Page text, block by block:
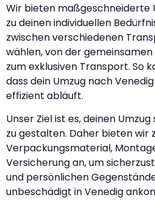
Wir bieten maßgeschneiderte
zu deinen individuellen
zwischen verschiedenen
wählen, von der gemeinsamen
zum exklusiven Transport. So
dass dein Umzug nach
effizient abläuft.
Unser Ziel ist es, deinen
zu gestalten. Daher bieten wir
Verpackungsmaterial,
Versicherung an, um
und persönlichen
unbeschädigt in Venedig